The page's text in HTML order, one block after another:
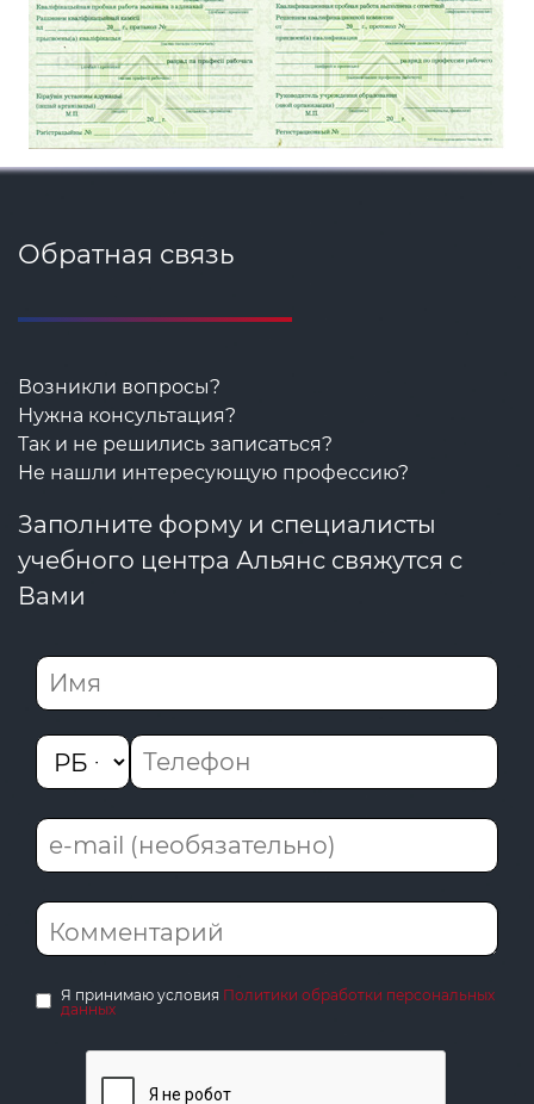
Обратная связь
Возникли вопросы?
Нужна консультация?
Так и не решились записаться?
Не нашли интересующую профессию?
Заполните форму и специалисты
учебного центра Альянс свяжутся с
Вами
Я принимаю условия Политики обработки персональных
данных